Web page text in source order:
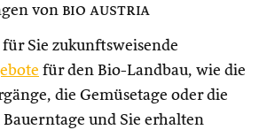
von bio austria
Sie zukunftsweisende
für den Bio-Landbau, wie die
die Gemüsetage oder die
Bauerntage und Sie erhalten